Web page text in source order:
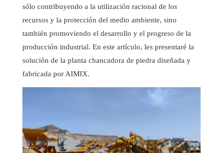
sólo contribuyendo a la utilización racional de los
recursos y la protección del medio ambiente, sino
también promoviendo el desarrollo y el progreso de la
producción industrial. En este artículo, les presentaré la
solución de la planta chancadora de piedra diseñada y
fabricada por AIMIX.